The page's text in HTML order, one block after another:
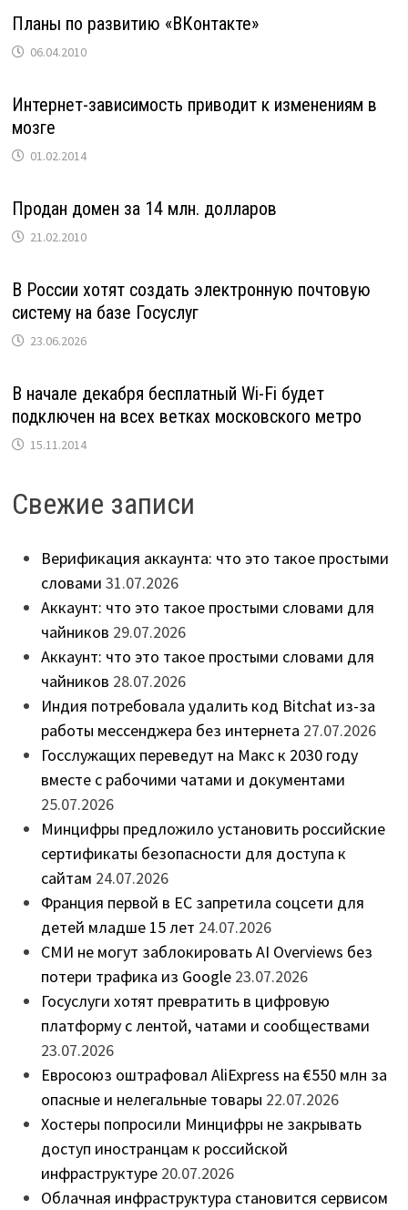
Планы по развитию «ВКонтакте»
06.04.2010
Интернет-зависимость приводит к изменениям в
мозге
01.02.2014
Продан домен за 14 млн. долларов
21.02.2010
В России хотят создать электронную почтовую
систему на базе Госуслуг
23.06.2026
В начале декабря бесплатный Wi-Fi будет
подключен на всех ветках московского метро
15.11.2014
Свежие записи
Верификация аккаунта: что это такое простыми
словами 31.07.2026
Аккаунт: что это такое простыми словами для
чайников 29.07.2026
Аккаунт: что это такое простыми словами для
чайников 28.07.2026
Индия потребовала удалить код Bitchat из-за
работы мессенджера без интернета 27.07.2026
Госслужащих переведут на Макс к 2030 году
вместе с рабочими чатами и документами
25.07.2026
Минцифры предложило установить российские
сертификаты безопасности для доступа к
сайтам 24.07.2026
Франция первой в ЕС запретила соцсети для
детей младше 15 лет 24.07.2026
СМИ не могут заблокировать AI Overviews без
потери трафика из Google 23.07.2026
Госуслуги хотят превратить в цифровую
платформу с лентой, чатами и сообществами
23.07.2026
Евросоюз оштрафовал AliExpress на €550 млн за
опасные и нелегальные товары 22.07.2026
Хостеры попросили Минцифры не закрывать
доступ иностранцам к российской
инфраструктуре 20.07.2026
Облачная инфраструктура становится сервисом